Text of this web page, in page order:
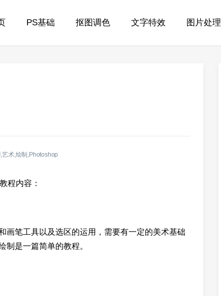
PS基础 抠图调色 文字特效 图片处理
艺术,绘制,Photoshop
程内容：
笔工具以及选区的运用，需要有一定的美术基础
制是一篇简单的教程。